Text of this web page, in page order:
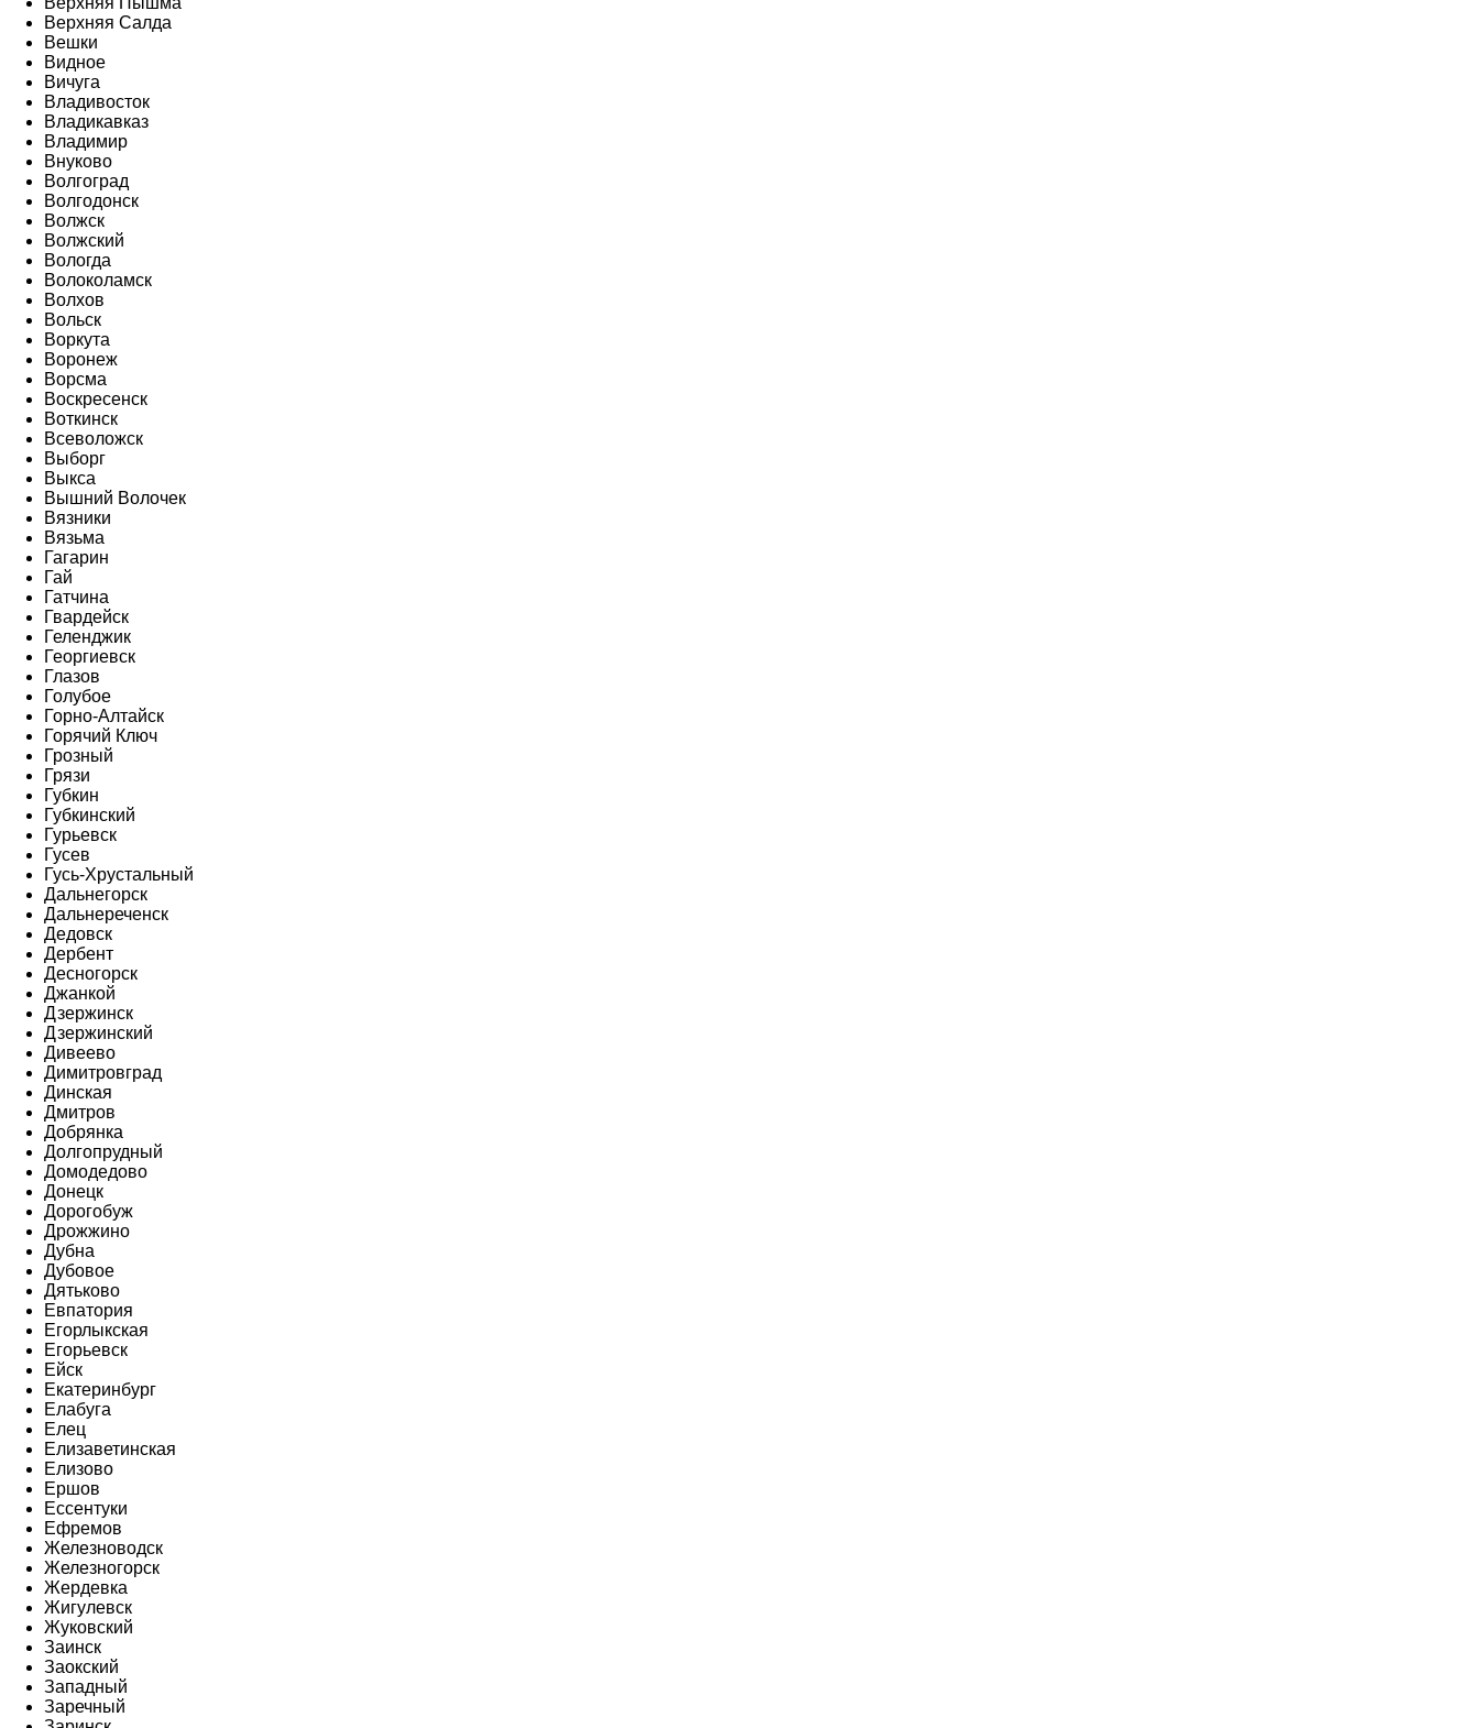
Верхняя Салда
Вешки
Видное
Вичуга
Владивосток
Владикавказ
Владимир
Внуково
Волгоград
Волгодонск
Волжск
Волжский
Вологда
Волоколамск
Волхов
Вольск
Воркута
Воронеж
Ворсма
Воскресенск
Воткинск
Всеволожск
Выборг
Выкса
Вышний Волочек
Вязники
Вязьма
Гагарин
Гай
Гатчина
Гвардейск
Геленджик
Георгиевск
Глазов
Голубое
Горно-Алтайск
Горячий Ключ
Грозный
Грязи
Губкин
Губкинский
Гурьевск
Гусев
Гусь-Хрустальный
Дальнегорск
Дальнереченск
Дедовск
Дербент
Десногорск
Джанкой
Дзержинск
Дзержинский
Дивеево
Димитровград
Динская
Дмитров
Добрянка
Долгопрудный
Домодедово
Донецк
Дорогобуж
Дрожжино
Дубна
Дубовое
Дятьково
Евпатория
Егорлыкская
Егорьевск
Ейск
Екатеринбург
Елабуга
Елец
Елизаветинская
Елизово
Ершов
Ессентуки
Ефремов
Железноводск
Железногорск
Жердевка
Жигулевск
Жуковский
Заинск
Заокский
Западный
Заречный